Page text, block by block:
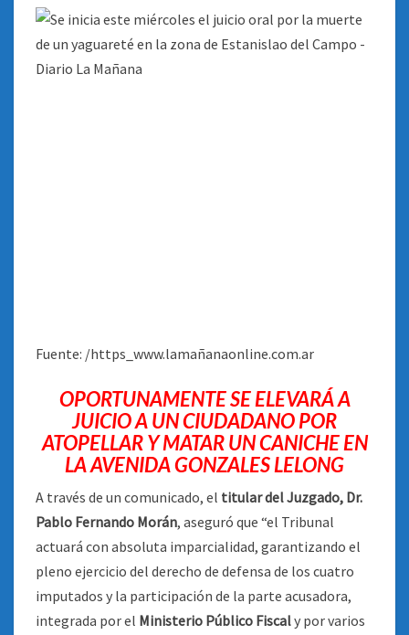
Fuente: /https_www.lamañanaonline.com.ar
OPORTUNAMENTE SE ELEVARÁ A
JUICIO A UN CIUDADANO POR
ATOPELLAR Y MATAR UN CANICHE EN
LA AVENIDA GONZALES LELONG
A través de un comunicado, el titular del Juzgado, Dr.
Pablo Fernando Morán, aseguró que “el Tribunal
actuará con absoluta imparcialidad, garantizando el
pleno ejercicio del derecho de defensa de los cuatro
imputados y la participación de la parte acusadora,
integrada por el Ministerio Público Fiscaly por varios